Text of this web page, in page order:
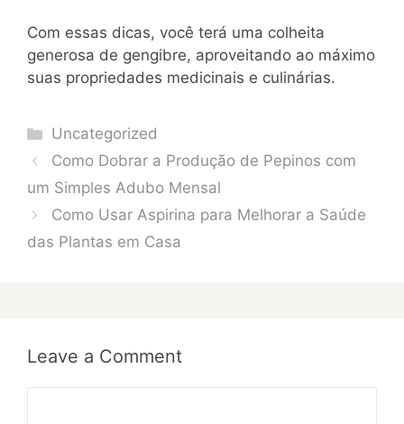
Com essas dicas, você terá uma colheita
generosa de gengibre, aproveitando ao máximo
suas propriedades medicinais e culinárias.
Categories
Uncategorized
Como Dobrar a Produção de Pepinos com
um Simples Adubo Mensal
Como Usar Aspirina para Melhorar a Saúde
das Plantas em Casa
Leave a Comment